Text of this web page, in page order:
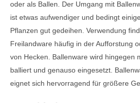
oder als Ballen. Der Umgang mit
ist etwas aufwendiger und bedingt
Pflanzen gut gedeihen. Verwendung
Freilandware häufig in der Aufforstung
von Hecken. Ballenware wird hingegen
balliert und genauso eingesetzt.
eignet sich hervorragend für größere